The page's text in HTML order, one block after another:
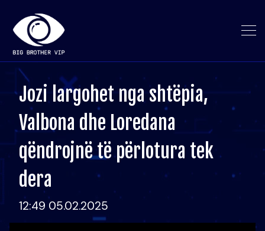
Jozi largohet nga shtëpia,
Valbona dhe Loredana
qëndrojnë të përlotura tek
dera
12:49 05.02.2025